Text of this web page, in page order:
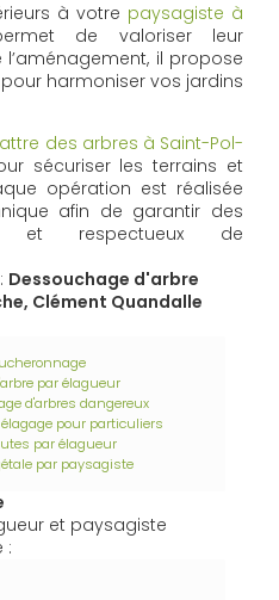
à votre paysagiste à
de valoriser leur
il propose
harmoniser vos jardins
des arbres à Saint-Pol-
sécuriser les terrains et
opération est réalisée
afin de garantir des
et respectueux de
Dessouchage d'arbre
Clément Quandalle
par élagueur
d'arbres dangereux
pour particuliers
par élagueur
par paysagiste
et paysagiste
: